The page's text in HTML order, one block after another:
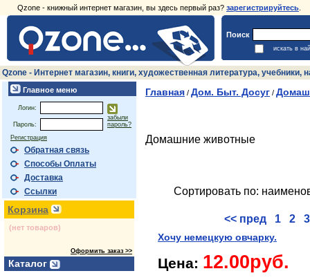
Qzone - книжный интернет магазин, вы здесь первый раз? зарегистрируйтесь
Поиск
искать в
Qzone - Интернет магазин, книги, художественная литература,
Главное меню
Логин:
Пароль:
забыли
пароль?
Регистрация
Обратная связь
Способы Оплаты
Доставка
Ссылки
Корзина
(нет товаров)
Оформить заказ >>
Каталог
Главная / Дом. Быт. Досуг /
Домашние животные
Сортировать по:
<< пред 1 2 3
Хочу немецкую овчарку.
Цена: 12.00руб.